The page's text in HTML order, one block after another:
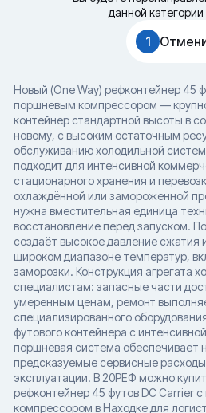
данной
1
Новый (One Way) рефконтейнер 45
поршневым компрессором —
контейнер стандартной высоты в
новому, с высоким остаточным
обслуживанию холодильной
подходит для интенсивной
стационарного хранения и
охлаждённой или замороженной
нужна вместительная единица
восстановление перед запуском.
создаёт высокое давление сжатия
широком диапазоне температур,
заморозки. Конструкция агрегата
специалистам: запасные части
умеренным ценам, ремонт
специализированного
футового контейнера с
поршневая система обеспечивает
предсказуемые сервисные расходы
эксплуатации. В 20РЕФ можно
рефконтейнер 45 футов DC Carrier
компрессором в Находке для